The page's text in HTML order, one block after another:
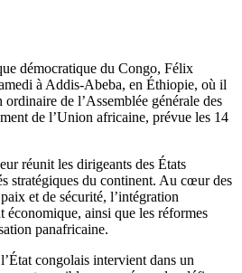
démocratique du Congo, Félix
à Addis‑Abeba, en Éthiopie, où il
ordinaire de l’Assemblée générale des
de l’Union africaine, prévue les 14
réunit les dirigeants des États
stratégiques du continent. Au cœur des
et de sécurité, l’intégration
économique, ainsi que les réformes
panafricaine.
congolais intervient dans un